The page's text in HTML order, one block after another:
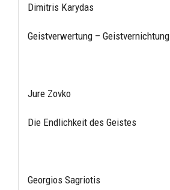
Dimitris Karydas
Geistverwertung – Geistvernichtung
Jure Zovko
Die Endlichkeit des Geistes
Georgios Sagriotis